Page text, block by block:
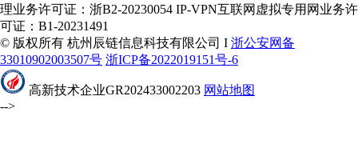
理业务许可证：浙B2-20230054 IP-VPN互联网虚拟专用网业务许
可证：B1-20231491
© 版权所有 杭州辰链信息科技有限公司 I 浙公安网备
33010902003507号 浙ICP备2022019151号-6
高新技术企业GR202433002203 网站地图
-->